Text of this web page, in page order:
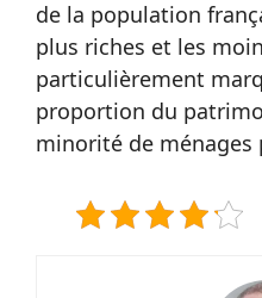
de la population
plus riches et les
particulièrement
proportion du
minorité de